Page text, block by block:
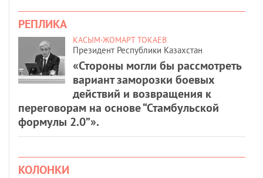
РЕПЛИКА
КАСЫМ-ЖОМАРТ ТОКАЕВ
Президент Республики Казахстан
«Стороны могли бы рассмотреть
вариант заморозки боевых
действий и возвращения к
переговорам на основе “Стамбульской
формулы 2.0”».
КОЛОНКИ